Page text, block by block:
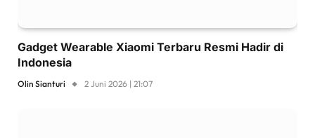
Gadget Wearable Xiaomi Terbaru Resmi Hadir di
Indonesia
Olin Sianturi 2 Juni 2026 | 21:07